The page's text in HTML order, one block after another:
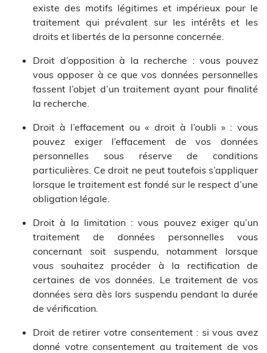
existe des motifs légitimes et impérieux pour le
traitement qui prévalent sur les intérêts et les
droits et libertés de la personne concernée.
Droit d’opposition à la recherche : vous pouvez
vous opposer à ce que vos données personnelles
fassent l’objet d’un traitement ayant pour finalité
la recherche.
Droit à l’effacement ou « droit à l’oubli » : vous
pouvez exiger l’effacement de vos données
personnelles sous réserve de conditions
particulières. Ce droit ne peut toutefois s’appliquer
lorsque le traitement est fondé sur le respect d’une
obligation légale.
Droit à la limitation : vous pouvez exiger qu’un
traitement de données personnelles vous
concernant soit suspendu, notamment lorsque
vous souhaitez procéder à la rectification de
certaines de vos données. Le traitement de vos
données sera dès lors suspendu pendant la durée
de vérification.
Droit de retirer votre consentement : si vous avez
donné votre consentement au traitement de vos